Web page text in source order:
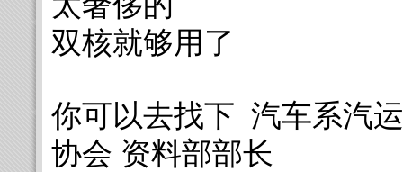
双核就够用了
你可以去找下 汽车系汽
协会 资料部部长